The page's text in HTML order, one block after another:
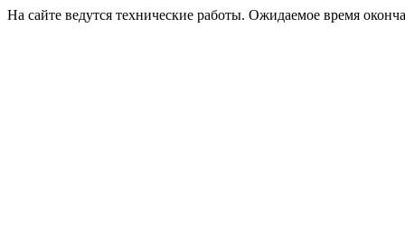
На сайте ведутся технические работы. Ожидаемое время